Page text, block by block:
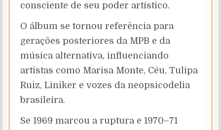
consciente de seu poder artístico.
O álbum se tornou referência para
gerações posteriores da MPB e da
música alternativa, influenciando
artistas como Marisa Monte, Céu, Tulipa
Ruiz, Liniker e vozes da neopsicodelia
brasileira.
Se 1969 marcou a ruptura e 1970–71